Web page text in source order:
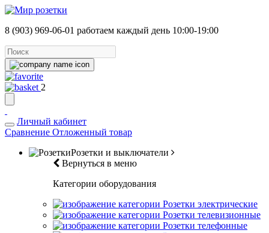
8 (903) 969-06-01 работаем каждый день 10:00-19:00
2
Личный кабинет
Сравнение Отложенный товар
Розетки и выключатели
Вернуться в меню
Категории оборудования
Розетки электрические
Розетки телевизионные
Розетки телефонные